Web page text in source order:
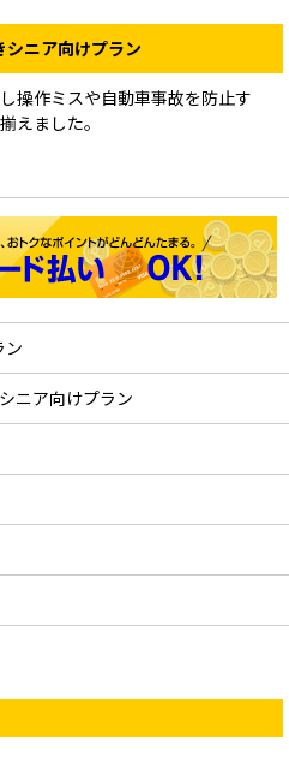
シニア向けプラン
操作ミスや自動車事故を防止す
えました。
ン
ニア向けプラン